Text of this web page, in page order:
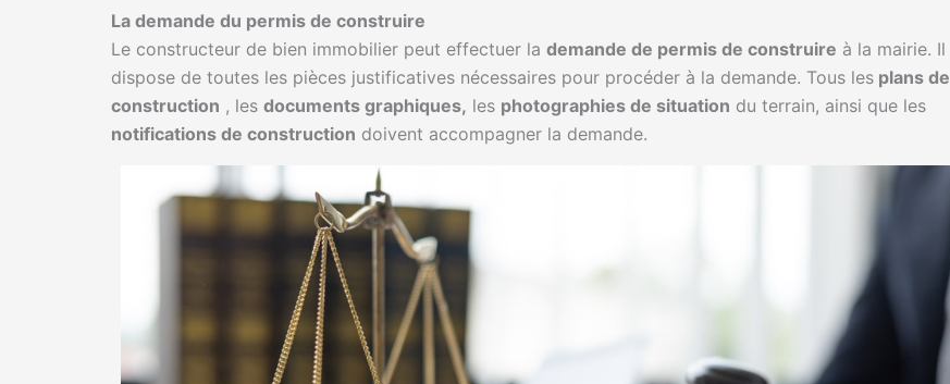
La demande du permis de construire
Le constructeur de bien immobilier peut effectuer la demande de permis de construire à la mairie. Il
dispose de toutes les pièces justificatives nécessaires pour procéder à la demande. Tous les plans de
construction , les documents graphiques, les photographies de situation du terrain, ainsi que les
notifications de construction doivent accompagner la demande.